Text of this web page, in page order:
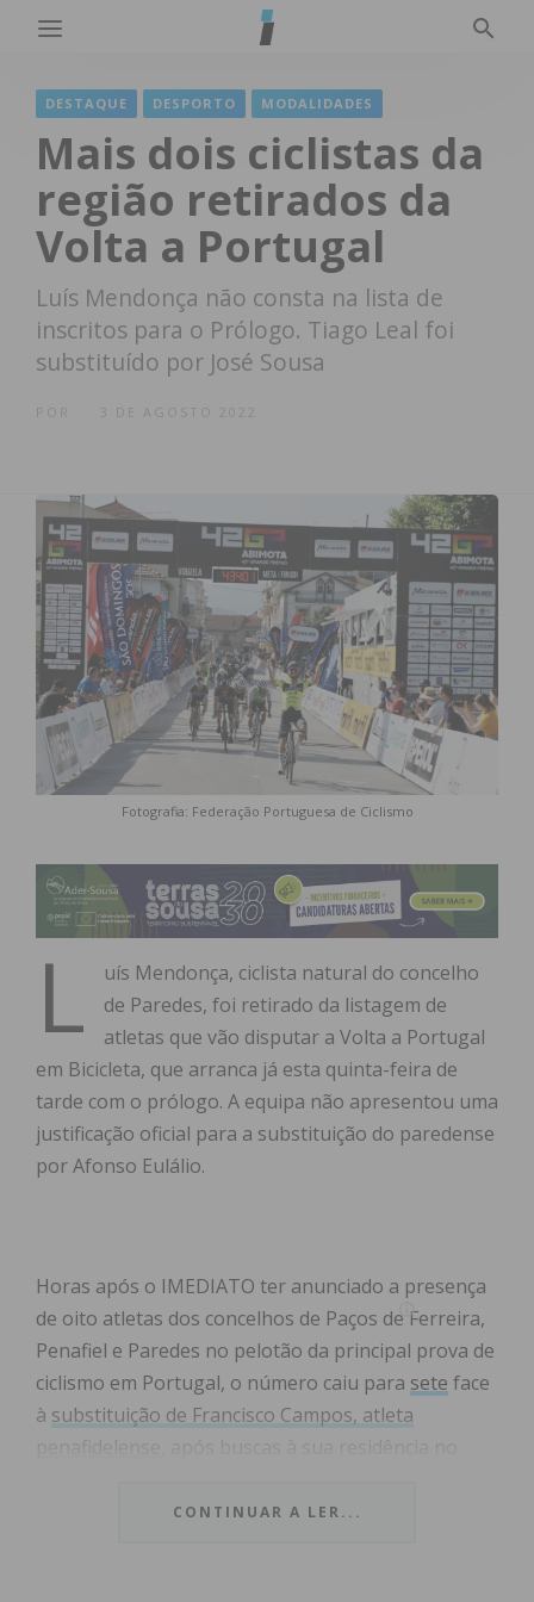
DESTAQUE DESPORTO MODALIDADES
Mais dois ciclistas da
região retirados da
Volta a Portugal
Luís Mendonça não consta na lista de
inscritos para o Prólogo. Tiago Leal foi
substituído por José Sousa
3 DE AGOSTO 2022
Fotografia: Federação Portuguesa de Ciclismo
L
uís Mendonça, ciclista natural do concelho
de Paredes, foi retirado da listagem de
atletas que vão disputar a Volta a Portugal
em Bicicleta, que arranca já esta quinta-feira de
tarde com o prólogo. A equipa não apresentou uma
justificação oficial para a substituição do paredense
por Afonso Eulálio.
Horas após o IMEDIATO ter anunciado a presença
de oito atletas dos concelhos de Paços de Ferreira,
Penafiel e Paredes no pelotão da principal prova de
ciclismo em Portugal, o número caiu para sete face
à substituição de Francisco Campos, atleta
penafidelense
veio afirmar, em comunicado, estar “
CONTINUAR A LER...